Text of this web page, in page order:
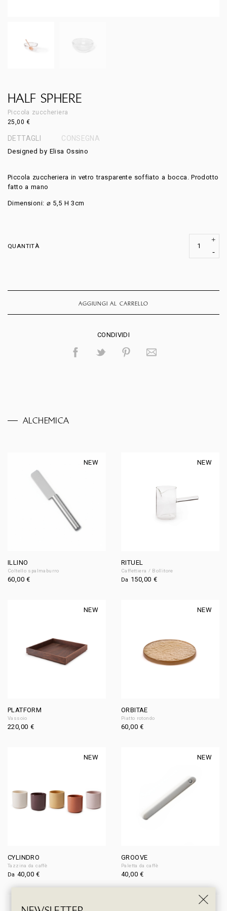
HALF SPHERE
Piccola zuccheriera
25,00€
DETTAGLI CONSEGNA
Designed by Elisa Ossino
Piccola zuccheriera in vetro trasparente soffiato a bocca. Prodotto
fatto a mano
Dimensioni: ⌀ 5,5 H 3cm
QUANTITÀ
AGGIUNGI AL CARRELLO
CONDIVIDI
ALCHEMICA
NEW
ILLINO
Coltello spalmaburro
60,00€
NEW
RITUEL
Caffettiera / Bollitore
Da 150,00 €
NEW
PLATFORM
Vassoio
220,00 €
NEW
ORBITAE
Piatto rotondo
60,00€
NEW
CYLINDRO
Tazzina da caffè
Da40,00€
NEW
GROOVE
Paletta da caffè
40,00€
NEW